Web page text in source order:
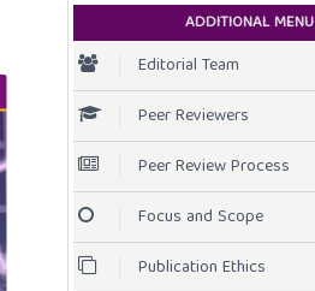
ADDITIONAL MENU
Editorial Team
Peer Reviewers
Peer Review Process
Focus and Scope
Publication Ethics